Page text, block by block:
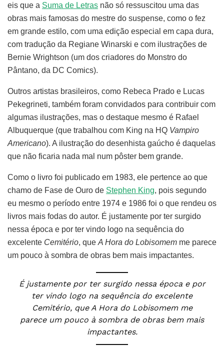
eis que a Suma de Letras não só ressuscitou uma das
obras mais famosas do mestre do suspense, como o fez
em grande estilo, com uma edição especial em capa dura,
com tradução da Regiane Winarski e com ilustrações de
Bernie Wrightson (um dos criadores do Monstro do
Pântano, da DC Comics).
Outros artistas brasileiros, como Rebeca Prado e Lucas
Pekegrineti, também foram convidados para contribuir com
algumas ilustrações, mas o destaque mesmo é Rafael
Albuquerque (que trabalhou com King na HQ Vampiro
Americano). A ilustração do desenhista gaúcho é daquelas
que não ficaria nada mal num pôster bem grande.
Como o livro foi publicado em 1983, ele pertence ao que
chamo de Fase de Ouro de Stephen King, pois segundo
eu mesmo o período entre 1974 e 1986 foi o que rendeu os
livros mais fodas do autor. É justamente por ter surgido
nessa época e por ter vindo logo na sequência do
excelente Cemitério, que A Hora do Lobisomem me parece
um pouco à sombra de obras bem mais impactantes.
É justamente por ter surgido nessa época e por
ter vindo logo na sequência do excelente
Cemitério, que A Hora do Lobisomem me
parece um pouco à sombra de obras bem mais
impactantes.